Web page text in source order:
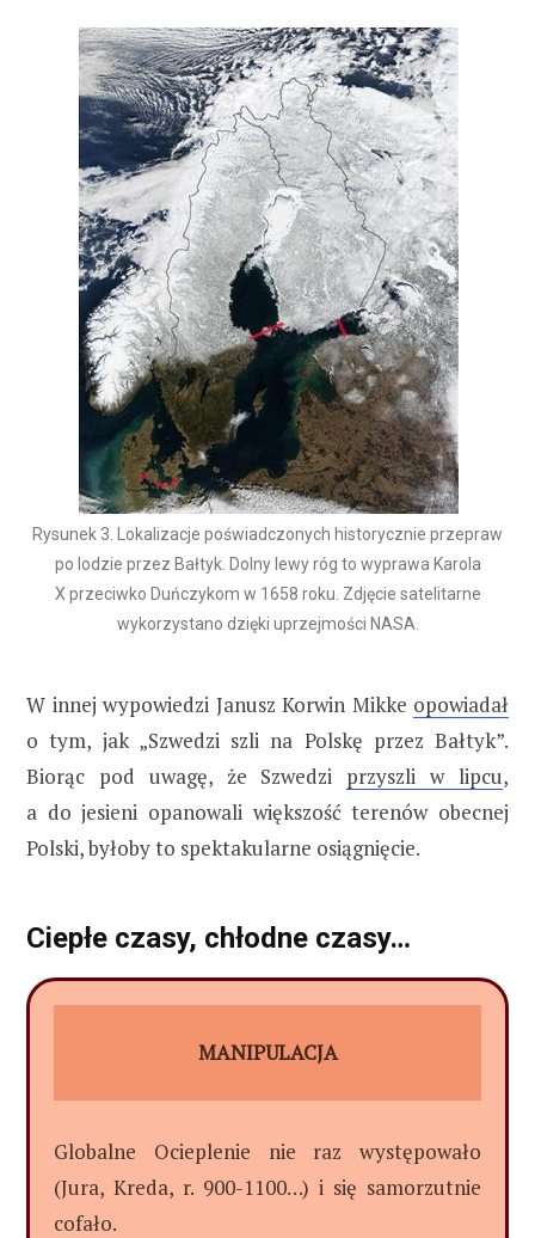
Rysunek 3. Lokalizacje poświadczonych historycznie przepraw
po lodzie przez Bałtyk. Dolny lewy róg to wyprawa Karola
X przeciwko Duńczykom w 1658 roku. Zdjęcie satelitarne
wykorzystano dzięki uprzejmości NASA.
W innej wypowiedzi Janusz Korwin Mikke opowiadał
o tym, jak „Szwedzi szli na Polskę przez Bałtyk”.
Biorąc pod uwagę, że Szwedzi przyszli w lipcu,
a do jesieni opanowali większość terenów obecnej
Polski, byłoby to spektakularne osiągnięcie.
Ciepłe czasy, chłodne czasy…
MANIPULACJA
Globalne Ocieplenie nie raz występowało
(Jura, Kreda, r. 900-1100…) i się samorzutnie
cofało.